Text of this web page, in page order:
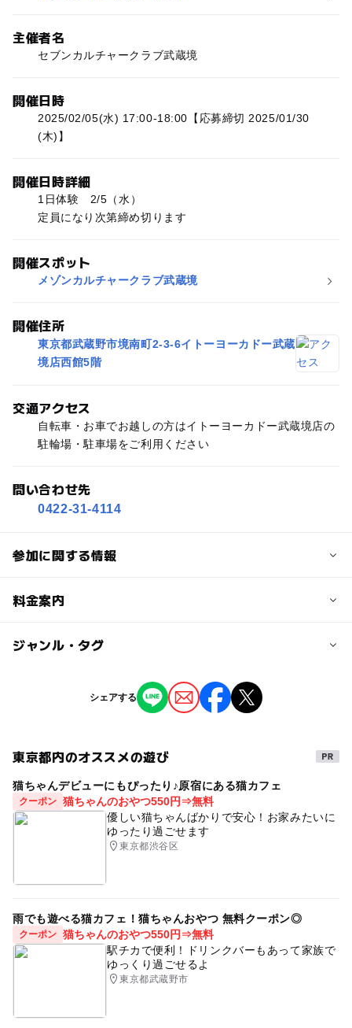
主催者名
セブンカルチャークラブ武蔵境
開催日時
2025/02/05(水) 17:00-18:00【応募締切 2025/01/30
(木)】
開催日時詳細
1日体験 2/5（水）
定員になり次第締め切ります
開催スポット
メゾンカルチャークラブ武蔵境
開催住所
東京都武蔵野市境南町2-3-6イトーヨーカドー武蔵
境店西館5階
交通アクセス
自転車・お車でお越しの方はイトーヨーカドー武蔵境店の
駐輪場・駐車場をご利用ください
問い合わせ先
0422-31-4114
参加に関する情報
定員
定員になり次第締め切ります
予約/応募
予約必要
最終応募締切 2025-1-30(木)
料金案内
子供の料金
子供の料金詳細
ジャンル・タグ
シェアする
東京都内のオススメの遊び
猫ちゃんデビューにもぴったり♪原宿にある猫カフェ
クーポン 猫ちゃんのおやつ550円⇒無料
優しい猫ちゃんばかりで安心！お家みたいに
ゆったり過ごせます
東京都渋谷区
雨でも遊べる猫カフェ！猫ちゃんおやつ 無料クーポン◎
クーポン 猫ちゃんのおやつ550円⇒無料
駅チカで便利！ドリンクバーもあって家族で
ゆっくり過ごせるよ
東京都武蔵野市